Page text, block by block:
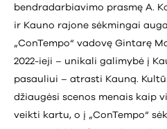
bendradarbiavimo prasmę A.
ir Kauno rajone sėkmingai
„ConTempo“ vadovę Gintarę
2022-ieji – unikali galimybė į
pasauliui – atrasti Kauną.
džiaugėsi scenos menais kaip
veikti kartu, o į „ConTempo“